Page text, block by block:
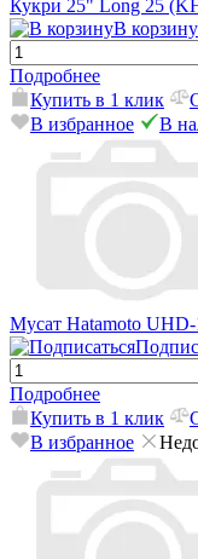
Кукри 25" Long 25
В корзину
Подробнее
Купить в 1 клик
В избранное
В
Мусат Hatamoto
Подробнее
Купить в 1 клик
В избранное